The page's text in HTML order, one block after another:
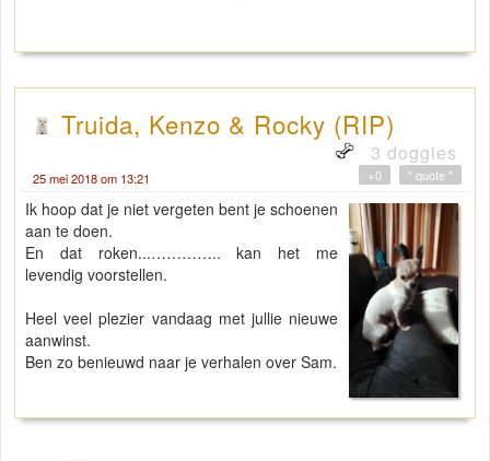
Truida, Kenzo & Rocky (RIP)
3 doggies
25 mei 2018 om 13:21 " quote "
+0
Ik hoop dat je niet vergeten bent je schoenen
aan te doen.
En dat roken...………….. kan het me
levendig voorstellen.
Heel veel plezier vandaag met jullie nieuwe
aanwinst.
Ben zo benieuwd naar je verhalen over Sam.